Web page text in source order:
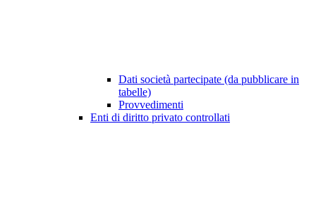
Dati società partecipate (da pubblicare in
tabelle)
Provvedimenti
Enti di diritto privato controllati